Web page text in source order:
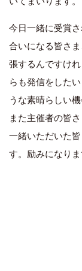
今日一緒に受賞
合いになる皆さ
張するんですけ
らも発信をした
うな素晴らしい
また主催者の皆
一緒いただいた
す。励みになり